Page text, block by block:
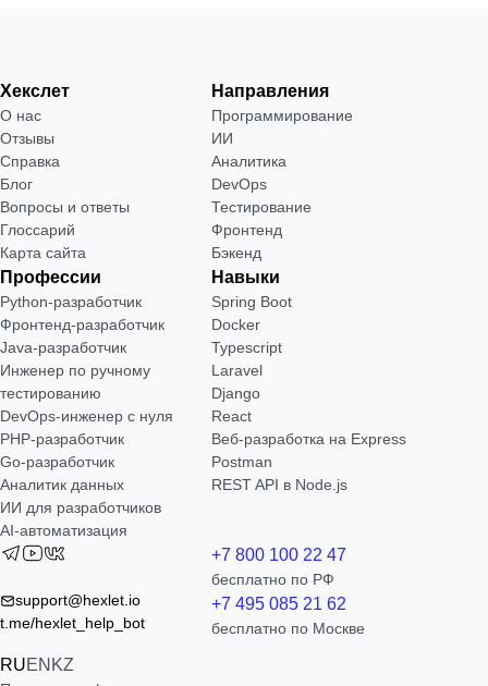
Хекслет
О нас
Отзывы
Справка
Блог
Вопросы и ответы
Глоссарий
Карта сайта
Направления
Программирование
ИИ
Аналитика
DevOps
Тестирование
Фронтенд
Бэкенд
Профессии
Python-разработчик
Фронтенд-разработчик
Java-разработчик
Инженер по ручному
тестированию
DevOps-инженер с нуля
РНР-разработчик
Go-разработчик
Аналитик данных
ИИ для разработчиков
AI-автоматизация
Навыки
Spring Boot
Docker
Typescript
Laravel
Django
React
Веб-разработка на Express
Postman
REST API в Node.js
support@hexlet.io
t.me/hexlet_help_bot
RUEN KZ
+7 800 100 22 47
бесплатно по РФ
+7 495 085 21 62
бесплатно по Москве